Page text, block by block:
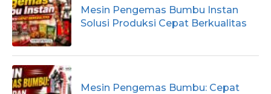
Mesin Pengemas Bumbu Instan
Solusi Produksi Cepat Berkualitas
Mesin Pengemas Bumbu: Cepat